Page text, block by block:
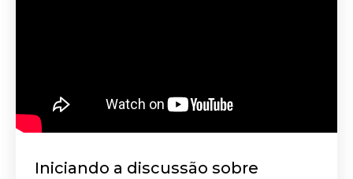
Iniciando a discussão sobre